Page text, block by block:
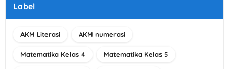
Label
AKM Literasi AKM numerasi
Matematika Kelas 4 Matematika Kelas 5